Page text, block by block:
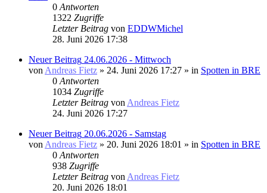
0 Antworten
1322 Zugriffe
Letzter Beitrag von EDDWMichel
28. Juni 2026 17:38
Neuer Beitrag 24.06.2026 - Mittwoch
von Andreas Fietz » 24. Juni 2026 17:27 » in Spotten in BRE
0 Antworten
1034 Zugriffe
Letzter Beitrag von Andreas Fietz
24. Juni 2026 17:27
Neuer Beitrag 20.06.2026 - Samstag
von Andreas Fietz » 20. Juni 2026 18:01 » in Spotten in BRE
0 Antworten
938 Zugriffe
Letzter Beitrag von Andreas Fietz
20. Juni 2026 18:01